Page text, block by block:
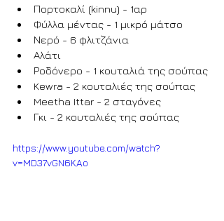
Πορτοκαλί (kinnu) - 1αρ
Φύλλα μέντας - 1 μικρό μάτσο
Νερό - 6 φλιτζάνια
Αλάτι
Ροδόνερο - 1 κουταλιά της σούπας
Kewra - 2 κουταλιές της σούπας
Meetha Ittar - 2 σταγόνες
Γκι - 2 κουταλιές της σούπας
https://www.youtube.com/watch?
v=MD37vGN6KAo